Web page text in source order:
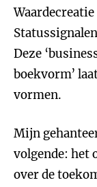
Deze
boekvorm’
vormen.
Mijn
volgende: het
over de